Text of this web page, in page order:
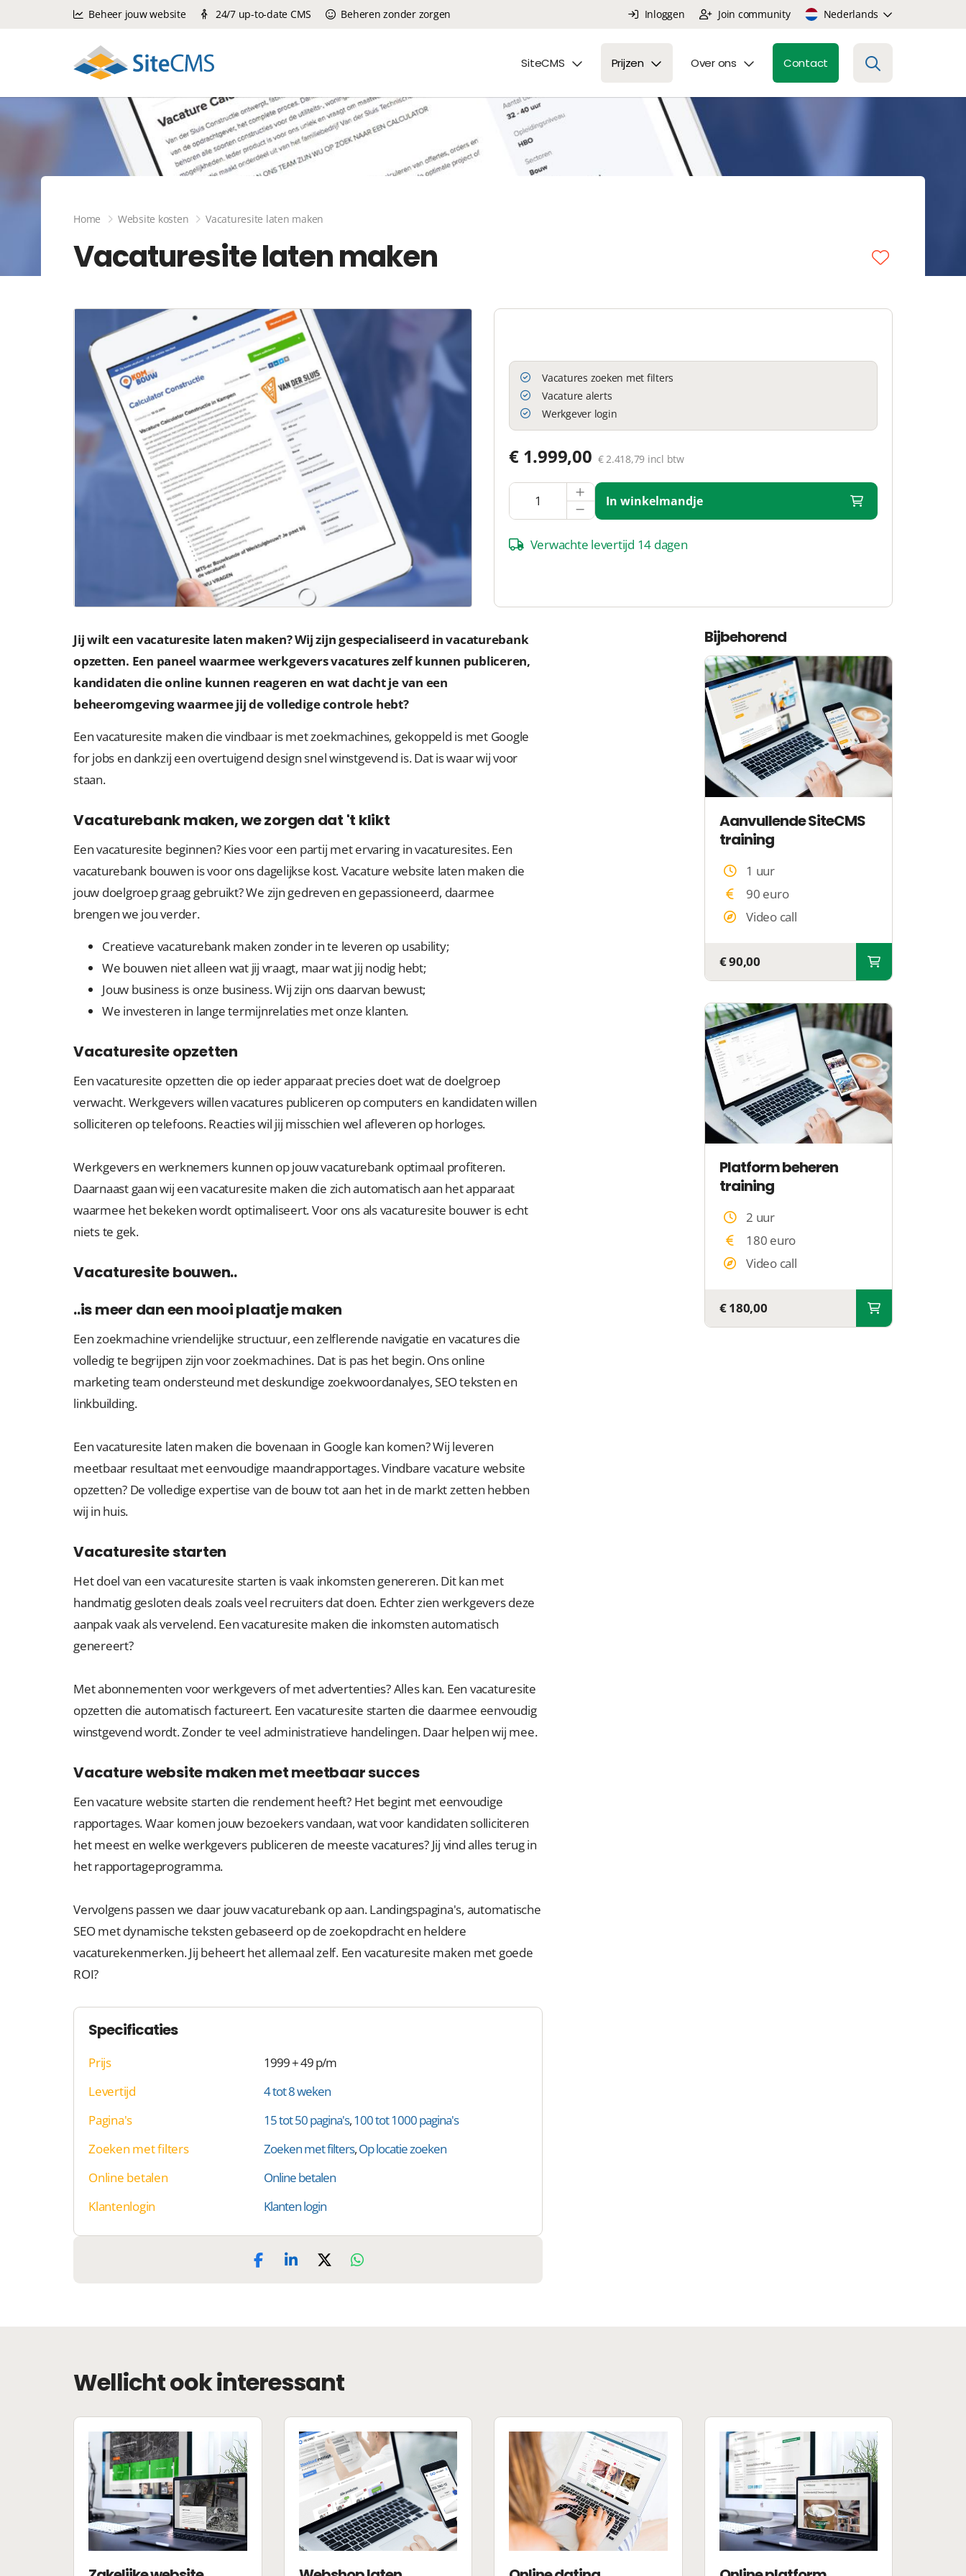
Home Website kosten Vacaturesite laten maken
Vacaturesite laten maken
Vacatures zoeken met filters
Vacature alerts
Werkgever login
€ 1.999,00 € 2.418,79 incl btw
In winkelmandje
Verwachte levertijd 14 dagen
Jij wilt een vacaturesite laten maken? Wij zijn gespecialiseerd in vacaturebank
opzetten. Een paneel waarmee werkgevers vacatures zelf kunnen publiceren,
kandidaten die online kunnen reageren en wat dacht je van een
beheeromgeving waarmee jij de volledige controle hebt?
Een vacaturesite maken die vindbaar is met zoekmachines, gekoppeld is met Google
for jobs en dankzij een overtuigend design snel winstgevend is. Dat is waar wij voor
staan.
Vacaturebank maken, we zorgen dat 't klikt
Een vacaturesite beginnen? Kies voor een partij met ervaring in vacaturesites. Een
vacaturebank bouwen is voor ons dagelijkse kost. Vacature website laten maken die
jouw doelgroep graag gebruikt? We zijn gedreven en gepassioneerd, daarmee
brengen we jou verder.
Creatieve vacaturebank maken zonder in te leveren op usability;
We bouwen niet alleen wat jij vraagt, maar wat jij nodig hebt;
Jouw business is onze business. Wij zijn ons daarvan bewust;
We investeren in lange termijnrelaties met onze klanten.
Vacaturesite opzetten
Een vacaturesite opzetten die op ieder apparaat precies doet wat de doelgroep
verwacht. Werkgevers willen vacatures publiceren op computers en kandidaten willen
solliciteren op telefoons. Reacties wil jij misschien wel afleveren op horloges.
Werkgevers en werknemers kunnen op jouw vacaturebank optimaal profiteren.
Daarnaast gaan wij een vacaturesite maken die zich automatisch aan het apparaat
waarmee het bekeken wordt optimaliseert. Voor ons als vacaturesite bouwer is echt
niets te gek.
Vacaturesite bouwen..
..is meer dan een mooi plaatje maken
Een zoekmachine vriendelijke structuur, een zelflerende navigatie en vacatures die
volledig te begrijpen zijn voor zoekmachines. Dat is pas het begin. Ons online
marketing team ondersteund met deskundige zoekwoordanalyes, SEO teksten en
linkbuilding.
Een vacaturesite laten maken die bovenaan in Google kan komen? Wij leveren
meetbaar resultaat met eenvoudige maandrapportages. Vindbare vacature website
opzetten? De volledige expertise van de bouw tot aan het in de markt zetten hebben
wij in huis.
Vacaturesite starten
Het doel van een vacaturesite starten is vaak inkomsten genereren. Dit kan met
handmatig gesloten deals zoals veel recruiters dat doen. Echter zien werkgevers deze
aanpak vaak als vervelend. Een vacaturesite maken die inkomsten automatisch
genereert?
Met abonnementen voor werkgevers of met advertenties? Alles kan. Een vacaturesite
opzetten die automatisch factureert. Een vacaturesite starten die daarmee eenvoudig
winstgevend wordt. Zonder te veel administratieve handelingen. Daar helpen wij mee.
Vacature website maken met meetbaar succes
Een vacature website starten die rendement heeft? Het begint met eenvoudige
rapportages. Waar komen jouw bezoekers vandaan, wat voor kandidaten solliciteren
het meest en welke werkgevers publiceren de meeste vacatures? Jij vind alles terug in
het rapportageprogramma.
Vervolgens passen we daar jouw vacaturebank op aan. Landingspagina's, automatische
SEO met dynamische teksten gebaseerd op de zoekopdracht en heldere
vacaturekenmerken. Jij beheert het allemaal zelf. Een vacaturesite maken met goede
ROI?
Specificaties
Prijs
1999 + 49 p/m
Levertijd
4 tot 8 weken
Pagina's
15 tot 50 pagina's,100 tot 1000 pagina's
Zoeken met filters
Zoeken met filters,Op locatie zoeken
Online betalen
Online betalen
Klantenlogin
Klanten login
Bijbehorend
Aanvullende SiteCMS
training
1 uur
90 euro
Video call
€ 90,00
Platform beheren
training
2 uur
180 euro
Video call
€ 180,00
Wellicht ook interessant
Beheer jouw website 24/7 up-to-date CMS Beheren zonder zorgen Inloggen Join community Nederlands
SiteCMS Prijzen Over ons Contact